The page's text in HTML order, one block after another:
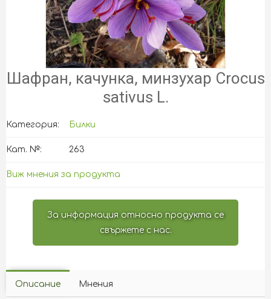
Шафран, качунка, минзухар Crocus
sativus L.
Категория: Билки
Кат. №: 263
Виж мнения за продукта
За информация относно продукта се
свържете с нас.
Описание Мнения